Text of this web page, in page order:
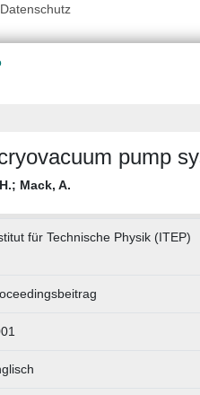
Datenschutz
pump
; Mack, A.
für Technische Physik (ITEP)